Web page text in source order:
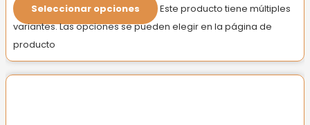
Seleccionar opciones
Este producto tiene múltiples
variantes. Las opciones se pueden elegir en la página de
producto